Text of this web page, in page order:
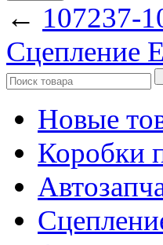
← 107237-
Сцепление
Новые
Коробки